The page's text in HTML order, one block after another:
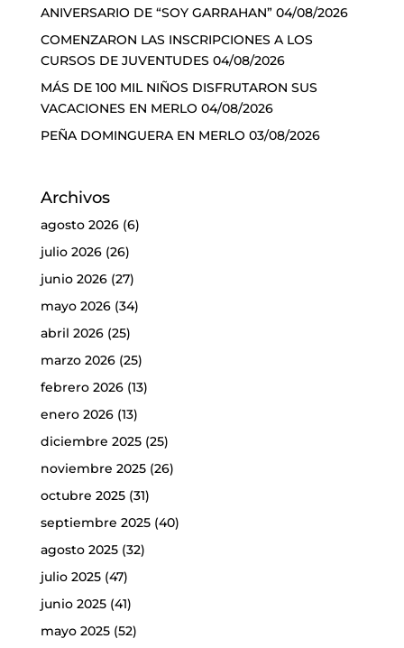
ANIVERSARIO DE “SOY GARRAHAN” 04/08/2026
COMENZARON LAS INSCRIPCIONES A LOS
CURSOS DE JUVENTUDES 04/08/2026
MÁS DE 100 MIL NIÑOS DISFRUTARON SUS
VACACIONES EN MERLO 04/08/2026
PEÑA DOMINGUERA EN MERLO 03/08/2026
Archivos
agosto 2026(6)
julio 2026(26)
junio 2026(27)
mayo 2026(34)
abril 2026(25)
marzo 2026(25)
febrero 2026(13)
enero 2026(13)
diciembre 2025(25)
noviembre 2025(26)
octubre 2025(31)
septiembre 2025(40)
agosto 2025(32)
julio 2025(47)
junio 2025(41)
mayo 2025(52)